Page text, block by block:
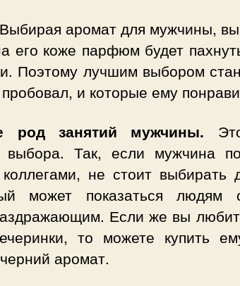
Выбирая аромат для мужчины,
его коже парфюм будет
Поэтому лучшим выбором
и которые ему
род занятий мужчины.
выбора. Так, если мужчина
коллегами, не стоит выбирать
может показаться людям
Если же вы
то можете купить
аромат.